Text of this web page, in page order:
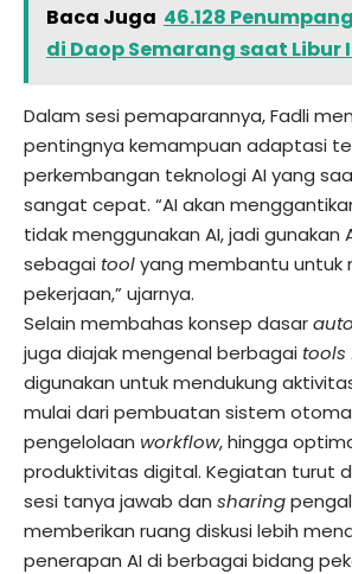
Baca Juga 46.128
di Daop Semarang saat Libur
Dalam sesi pemaparannya, Fadli
pentingnya kemampuan adaptasi
perkembangan teknologi AI yang
sangat cepat. “AI akan
tidak menggunakan AI, jadi gunakan
sebagai toolyang membantu untuk
pekerjaan,” ujarnya.
Selain membahas konsep dasar
juga diajak mengenal berbagai tools
digunakan untuk mendukung
mulai dari pembuatan sistem
pengelolaan workflow, hingga
produktivitas digital. Kegiatan turut
sesi tanya jawab dan sharing
memberikan ruang diskusi lebih
penerapan AI di berbagai bidang